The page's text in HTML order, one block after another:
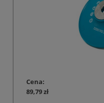
Cena:
89,79 zł